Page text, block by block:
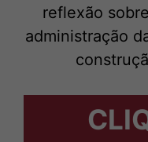
reflexão
administração